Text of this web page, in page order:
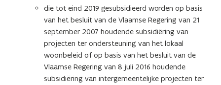
die tot eind 2019 gesubsidieerd worden op basis
van het besluit van de Vlaamse Regering van 21
september 2007 houdende subsidiëring van
projecten ter ondersteuning van het lokaal
woonbeleid of op basis van het besluit van de
Vlaamse Regering van 8 juli 2016 houdende
subsidiëring van intergemeentelijke projecten ter